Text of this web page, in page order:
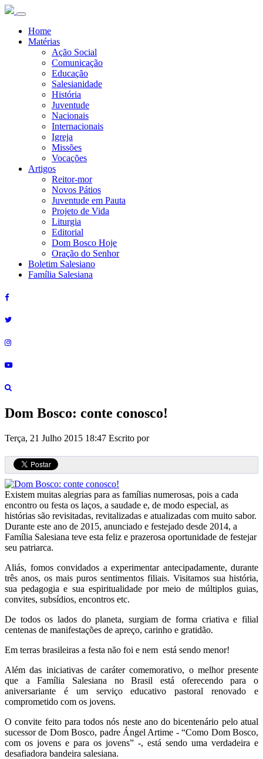
Home
Matérias
Ação Social
Comunicação
Educação
Salesianidade
História
Juventude
Nacionais
Internacionais
Igreja
Missões
Vocações
Artigos
Reitor-mor
Novos Pátios
Juventude em Pauta
Projeto de Vida
Liturgia
Editorial
Dom Bosco Hoje
Oração do Senhor
Boletim Salesiano
Família Salesiana
Dom Bosco: conte conosco!
Terça, 21 Julho 2015 18:47 Escrito por
Existem muitas alegrias para as famílias numerosas, pois a cada
encontro ou festa os laços, a saudade e, de modo especial, as
histórias são revisitadas, revitalizadas e atualizadas com muito sabor.
Durante este ano de 2015, anunciado e festejado desde 2014, a
Família Salesiana teve esta feliz e prazerosa oportunidade de festejar
seu patriarca.
Aliás, fomos convidados a experimentar antecipadamente, durante
três anos, os mais puros sentimentos filiais. Visitamos sua história,
sua pedagogia e sua espiritualidade por meio de múltiplos guias,
convites, subsídios, encontros etc.
De todos os lados do planeta, surgiam de forma criativa e filial
centenas de manifestações de apreço, carinho e gratidão.
Em terras brasileiras a festa não foi e nem está sendo menor!
Além das iniciativas de caráter comemorativo, o melhor presente
que a Família Salesiana no Brasil está oferecendo para o
aniversariante é um serviço educativo pastoral renovado e
comprometido com os jovens.
O convite feito para todos nós neste ano do bicentenário pelo atual
sucessor de Dom Bosco, padre Ángel Artime - “Como Dom Bosco,
com os jovens e para os jovens” -, está sendo uma verdadeira e
desafiadora bandeira salesiana.